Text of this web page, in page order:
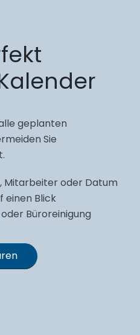
geplanten
Sie
Mitarbeiter oder Datum
einen Blick
Büroreinigung